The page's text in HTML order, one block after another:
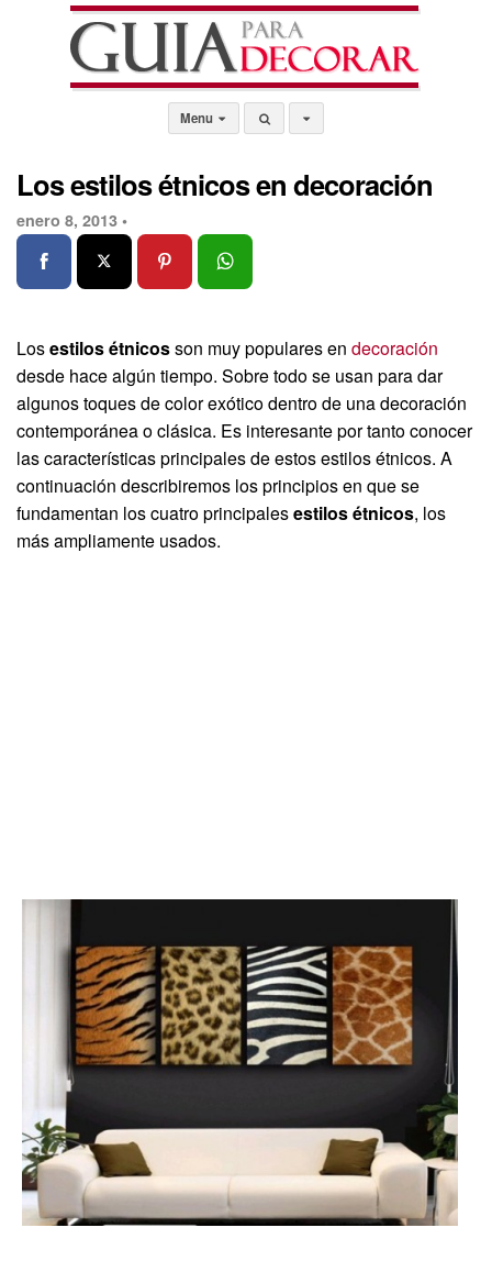
Menu
Los estilos étnicos en decoración
enero 8, 2013 •
Losestilos étnicosson muy populares en decoración
desde hace algún tiempo. Sobre todo se usan para dar
algunos toques de color exótico dentro de una decoración
contemporánea o clásica. Es interesante por tanto conocer
las características principales de estos estilos étnicos. A
continuación describiremos los principios en que se
fundamentan los cuatro principalesestilos étnicos, los
más ampliamente usados.